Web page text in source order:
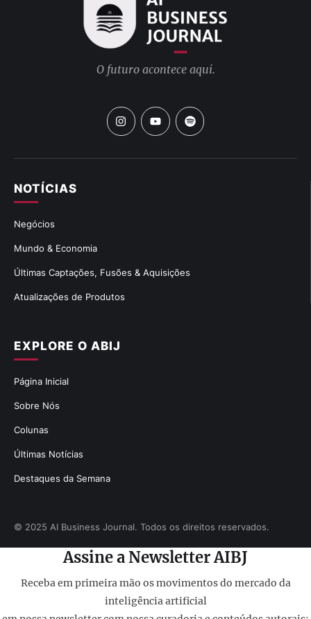
EXPLORE O ABIJ
Página Inicial
Sobre Nós
Colunas
Últimas Notícias
Destaques da Semana
NOTÍCIAS
Negócios
Mundo & Economia
Últimas Captações, Fusões & Aquisições
Atualizações de Produtos
O futuro acontece aqui.
© 2025 AI Business Journal. Todos os direitos reservados.
Assine a Newsletter AIBJ
Receba em primeira mão os movimentos do mercado da
inteligência artificial